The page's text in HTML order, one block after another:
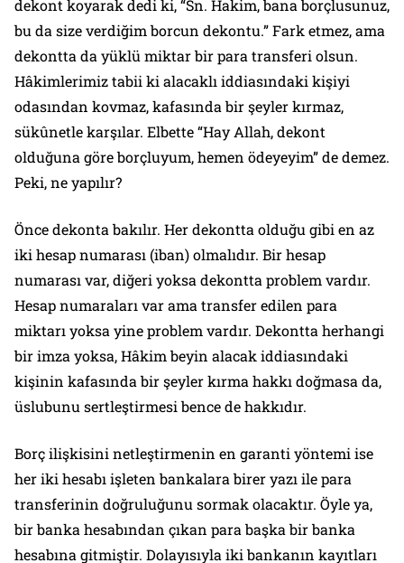
dekont koyarak dedi ki, “Sn. Hakim, bana borçlusunuz,
bu da size verdiğim borcun dekontu.” Fark etmez, ama
dekontta da yüklü miktar bir para transferi olsun.
Hâkimlerimiz tabii ki alacaklı iddiasındaki kişiyi
odasından kovmaz, kafasında bir şeyler kırmaz,
sükûnetle karşılar. Elbette “Hay Allah, dekont
olduğuna göre borçluyum, hemen ödeyeyim” de demez.
Peki, ne yapılır?
Önce dekonta bakılır. Her dekontta olduğu gibi en az
iki hesap numarası (iban) olmalıdır. Bir hesap
numarası var, diğeri yoksa dekontta problem vardır.
Hesap numaraları var ama transfer edilen para
miktarı yoksa yine problem vardır. Dekontta herhangi
bir imza yoksa, Hâkim beyin alacak iddiasındaki
kişinin kafasında bir şeyler kırma hakkı doğmasa da,
üslubunu sertleştirmesi bence de hakkıdır.
Borç ilişkisini netleştirmenin en garanti yöntemi ise
her iki hesabı işleten bankalara birer yazı ile para
transferinin doğruluğunu sormak olacaktır. Öyle ya,
bir banka hesabından çıkan para başka bir banka
hesabına gitmiştir. Dolayısıyla iki bankanın kayıtları